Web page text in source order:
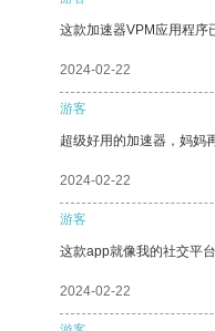
这款加速器VPM应用程序
2024-02-22
游客
超级好用的加速器，妈妈
2024-02-22
游客
这款app就像我的社交平
2024-02-22